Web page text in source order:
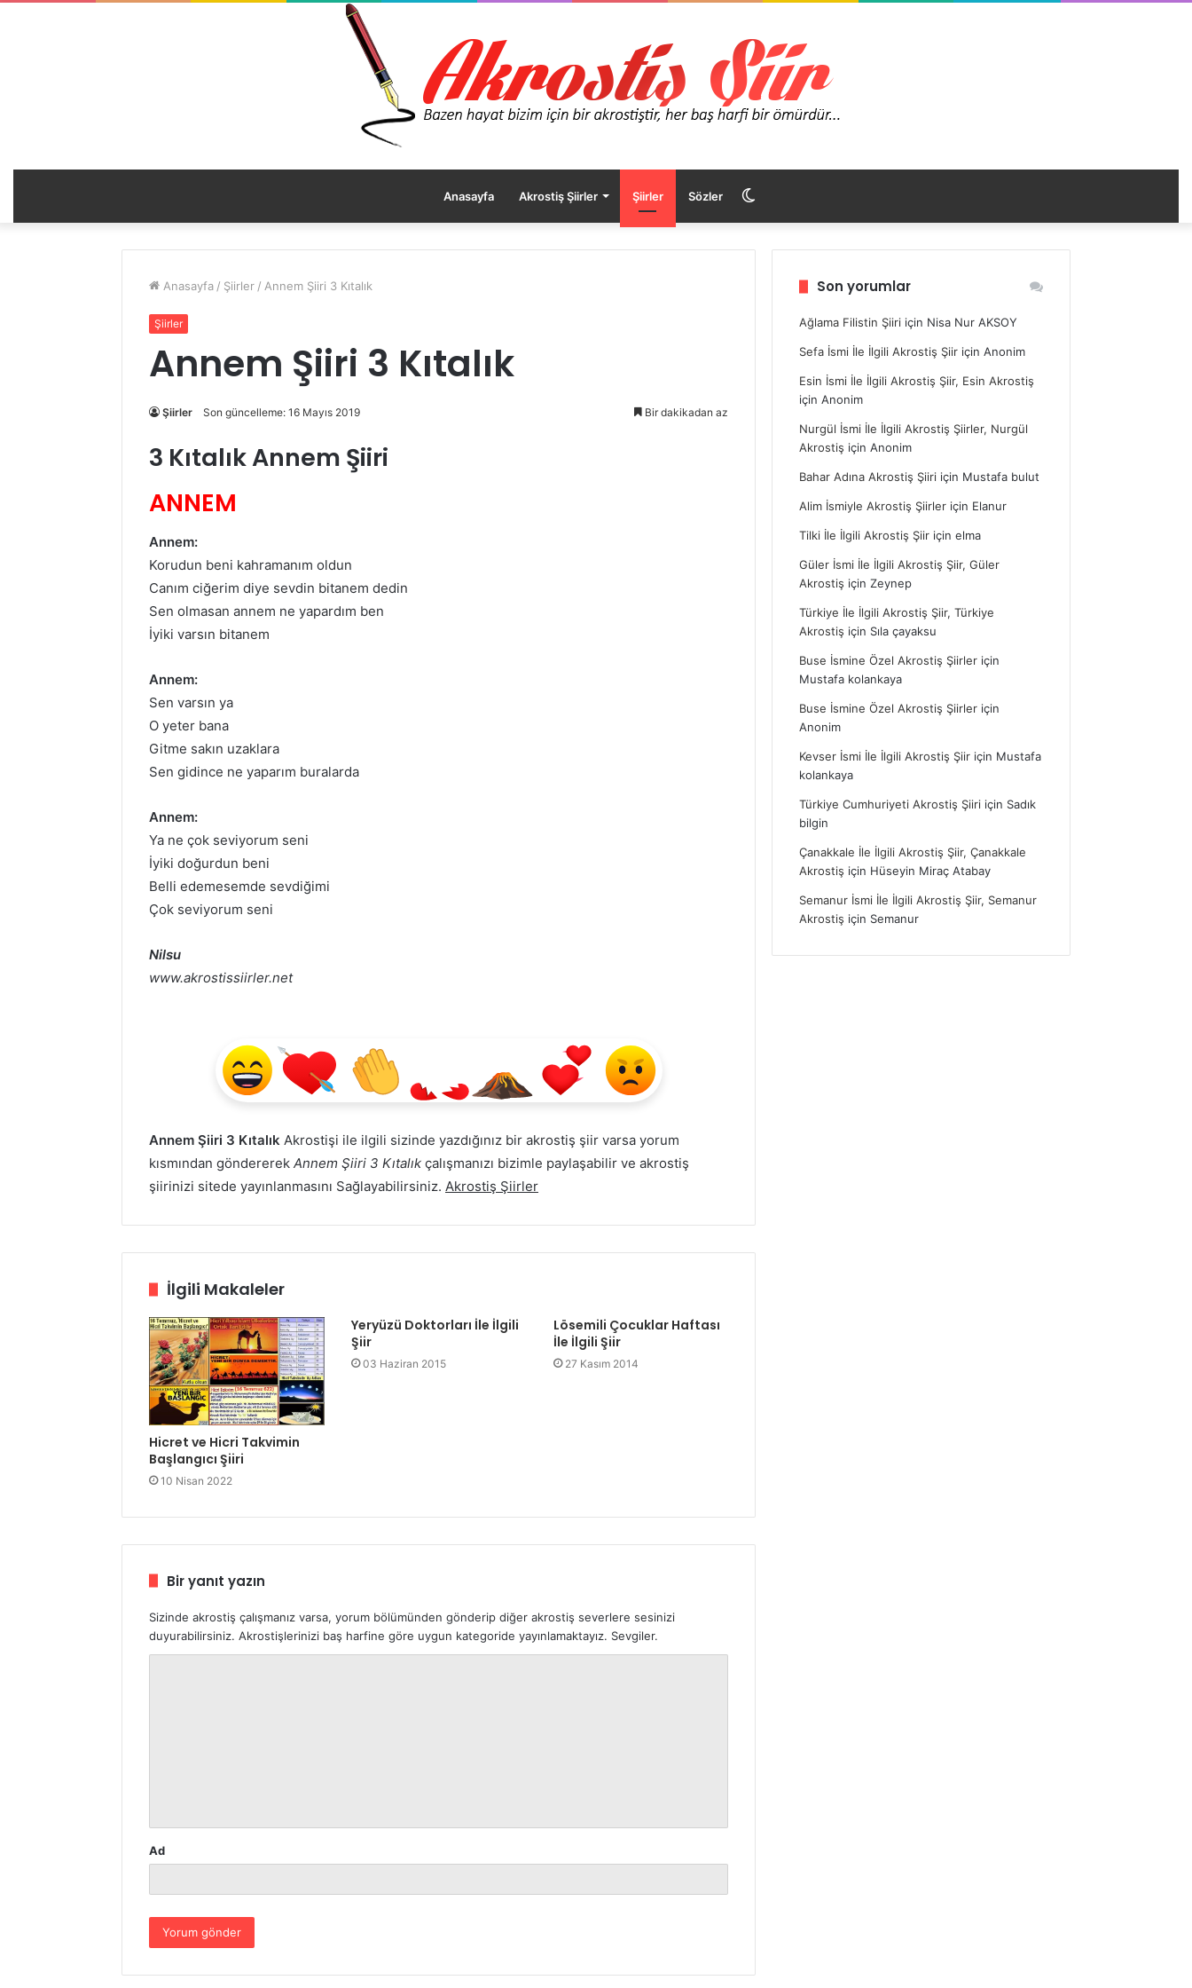
Anasayfa Akrostiş Şiirler Şiirler Sözler
görünümü
Anasayfa / Şiirler / Annem Şiiri 3 Kıtalık
Şiirler
Annem Şiiri 3 Kıtalık
Şiirler Son güncelleme: 16 Mayıs 2019 Bir dakikadan az
3 Kıtalık Annem Şiiri
ANNEM
Annem:
Korudun beni kahramanım oldun
Canım ciğerim diye sevdin bitanem dedin
Sen olmasan annem ne yapardım ben
İyiki varsın bitanem
Annem:
Sen varsın ya
O yeter bana
Gitme sakın uzaklara
Sen gidince ne yaparım buralarda
Annem:
Ya ne çok seviyorum seni
İyiki doğurdun beni
Belli edemesemde sevdiğimi
Çok seviyorum seni
Nilsu
www.akrostissiirler.net
Annem Şiiri 3 Kıtalık Akrostişi ile ilgili sizinde yazdığınız bir akrostiş şiir varsa yorum
kısmından göndererek Annem Şiiri 3 Kıtalık çalışmanızı bizimle paylaşabilir ve akrostiş
şiirinizi sitede yayınlanmasını Sağlayabilirsiniz. Akrostiş Şiirler
İlgili Makaleler
Hicret ve Hicri Takvimin
Başlangıcı Şiiri
10 Nisan 2022
Yeryüzü Doktorları İle İlgili
Şiir
03 Haziran 2015
Lösemili Çocuklar Haftası
İle İlgili Şiir
27 Kasım 2014
Bir yanıt yazın
Sizinde akrostiş çalışmanız varsa, yorum bölümünden gönderip diğer akrostiş severlere sesinizi
duyurabilirsiniz. Akrostişlerinizi baş harfine göre uygun kategoride yayınlamaktayız. Sevgiler.
Ad
Son yorumlar
Ağlama Filistin Şiiri için Nisa Nur AKSOY
Sefa İsmi İle İlgili Akrostiş Şiir içinAnonim
Esin İsmi İle İlgili Akrostiş Şiir, Esin Akrostiş
içinAnonim
Nurgül İsmi İle İlgili Akrostiş Şiirler, Nurgül
Akrostiş içinAnonim
Bahar Adına Akrostiş Şiiri için Mustafa bulut
Alim İsmiyle Akrostiş Şiirler için Elanur
Tilki İle İlgili Akrostiş Şiir içinelma
Güler İsmi İle İlgili Akrostiş Şiir, Güler
Akrostiş içinZeynep
Türkiye İle İlgili Akrostiş Şiir, Türkiye
Akrostiş için Sıla çayaksu
Buse İsmine Özel Akrostiş Şiirler için
Mustafa kolankaya
Buse İsmine Özel Akrostiş Şiirler için
Anonim
Kevser İsmi İle İlgili Akrostiş Şiir için Mustafa
kolankaya
Türkiye Cumhuriyeti Akrostiş Şiiri için Sadık
bilgin
Çanakkale İle İlgili Akrostiş Şiir, Çanakkale
Akrostiş için Hüseyin Miraç Atabay
Semanur İsmi İle İlgili Akrostiş Şiir, Semanur
Akrostiş için Semanur